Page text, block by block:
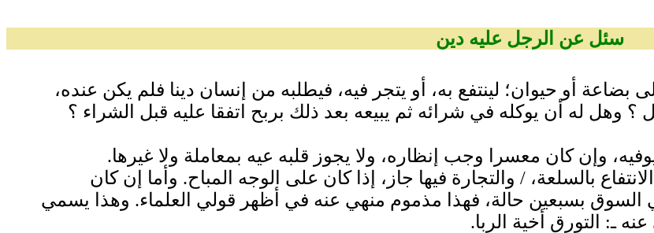
سئل عن الرجل عليه دين
أو حيوان؛ لينتفع به، أو يتجر فيه، فيطلبه من إنسان دينا فلم يكن عنده،
وهل له أن يوكله في شرائه ثم يبيعه بعد ذلك بربح اتفقا عليه قبل الشراء ‏؟‏
وإن كان معسرا وجب إنظاره، ولا يجوز قلبه عيه بمعاملة ولا غيرها‏.‏
بالسلعة، / والتجارة فيها جاز، إذا كان على الوجه المباح‏.‏ وأما إن كان
السوق بسبعين حالة، فهذا مذموم منهي عنه في أظهر قولي العلماء‏.‏ وهذا يسمي
ـ‏:‏ التورق أخية الربا‏.‏